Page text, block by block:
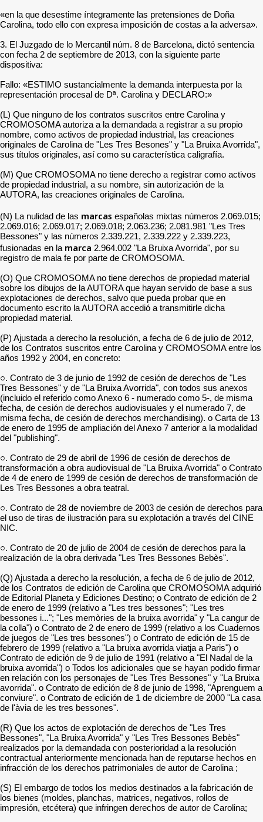
«en la que desestime íntegramente las pretensiones de Doña
Carolina, todo ello con expresa imposición de costas a la adversa».
3. El Juzgado de lo Mercantil núm. 8 de Barcelona, dictó sentencia
con fecha 2 de septiembre de 2013, con la siguiente parte
dispositiva:
Fallo: «ESTIMO sustancialmente la demanda interpuesta por la
representación procesal de Dª. Carolina y DECLARO:»
(L) Que ninguno de los contratos suscritos entre Carolina y
CROMOSOMA autoriza a la demandada a registrar a su propio
nombre, como activos de propiedad industrial, las creaciones
originales de Carolina de "Les Tres Besones" y "La Bruixa Avorrida",
sus títulos originales, así como su característica caligrafía.
(M) Que CROMOSOMA no tiene derecho a registrar como activos
de propiedad industrial, a su nombre, sin autorización de la
AUTORA, las creaciones originales de Carolina.
(N) La nulidad de las marcas españolas mixtas números 2.069.015;
2.069.016; 2.069.017; 2.069.018; 2.063.236; 2.081.981 "Les Tres
Bessones" y las números 2.339.221, 2.339.222 y 2.339.223,
fusionadas en la marca 2.964.002 "La Bruixa Avorrida", por su
registro de mala fe por parte de CROMOSOMA.
(O) Que CROMOSOMA no tiene derechos de propiedad material
sobre los dibujos de la AUTORA que hayan servido de base a sus
explotaciones de derechos, salvo que pueda probar que en
documento escrito la AUTORA accedió a transmitirle dicha
propiedad material.
(P) Ajustada a derecho la resolución, a fecha de 6 de julio de 2012,
de los Contratos suscritos entre Carolina y CROMOSOMA entre los
años 1992 y 2004, en concreto:
○. Contrato de 3 de junio de 1992 de cesión de derechos de "Les
Tres Bessones" y de "La Bruixa Avorrida", con todos sus anexos
(incluido el referido como Anexo 6 - numerado como 5-, de misma
fecha, de cesión de derechos audiovisuales y el numerado 7, de
misma fecha, de cesión de derechos merchandising). o Carta de 13
de enero de 1995 de ampliación del Anexo 7 anterior a la modalidad
del "publishing".
○. Contrato de 29 de abril de 1996 de cesión de derechos de
transformación a obra audiovisual de "La Bruixa Avorrida" o Contrato
de 4 de enero de 1999 de cesión de derechos de transformación de
Les Tres Bessones a obra teatral.
○. Contrato de 28 de noviembre de 2003 de cesión de derechos para
el uso de tiras de ilustración para su explotación a través del CINE
NIC.
○. Contrato de 20 de julio de 2004 de cesión de derechos para la
realización de la obra derivada "Les Tres Bessones Bebès".
(Q) Ajustada a derecho la resolución, a fecha de 6 de julio de 2012,
de los Contratos de edición de Carolina que CROMOSOMA adquirió
de Editorial Planeta y Ediciones Destino; o Contrato de edición de 2
de enero de 1999 (relativo a "Les tres bessones"; "Les tres
bessones i..."; "Les memòries de la bruixa avorrida" y "La cangur de
la colla") o Contrato de 2 de enero de 1999 (relativo a los Cuadernos
de juegos de "Les tres bessones") o Contrato de edición de 15 de
febrero de 1999 (relativo a "La bruixa avorrida viatja a Paris") o
Contrato de edición de 9 de julio de 1991 (relativo a "El Nadal de la
bruixa avorrida") o Todos los adicionales que se hayan podido firmar
en relación con los personajes de "Les Tres Bessones" y "La Bruixa
avorrida". o Contrato de edición de 8 de junio de 1998, "Aprenguem a
conviure". o Contrato de edición de 1 de diciembre de 2000 "La casa
de l'àvia de les tres bessones".
(R) Que los actos de explotación de derechos de "Les Tres
Bessones", "La Bruixa Avorrida" y "Les Tres Bessones Bebès"
realizados por la demandada con posterioridad a la resolución
contractual anteriormente mencionada han de reputarse hechos en
infracción de los derechos patrimoniales de autor de Carolina ;
(S) El embargo de todos los medios destinados a la fabricación de
los bienes (moldes, planchas, matrices, negativos, rollos de
impresión, etcétera) que infringen derechos de autor de Carolina;